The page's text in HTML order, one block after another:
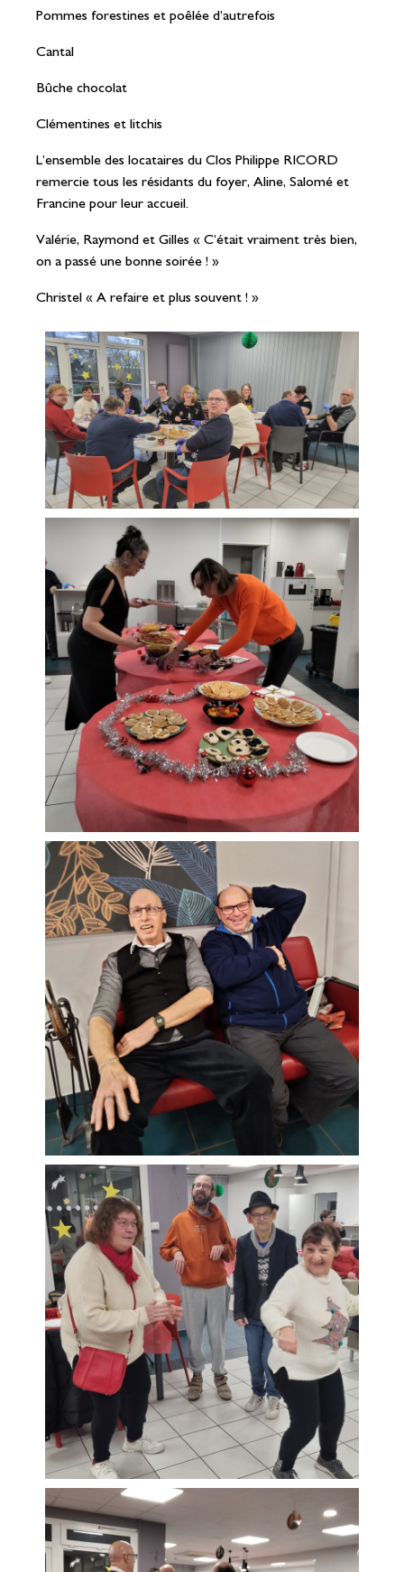
Pommes forestines et poêlée d’autrefois
Cantal
Bûche chocolat
Clémentines et litchis
L’ensemble des locataires du Clos Philippe RICORD
remercie tous les résidants du foyer, Aline, Salomé et
Francine pour leur accueil.
Valérie, Raymond et Gilles « C’était vraiment très bien,
on a passé une bonne soirée ! »
Christel « A refaire et plus souvent ! »